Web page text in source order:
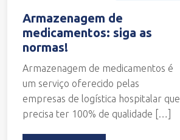
Armazenagem de
medicamentos: siga as
normas!
Armazenagem de medicamentos é
um serviço oferecido pelas
empresas de logística hospitalar que
precisa ter 100% de qualidade […]